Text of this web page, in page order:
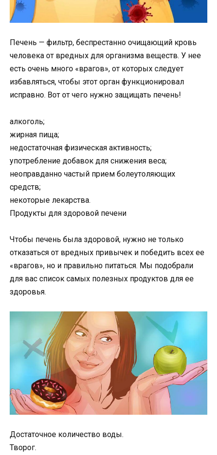
Печень — фильтр, беспрестанно очищающий кровь
человека от вредных для организма веществ. У нее
есть очень много «врагов», от которых следует
избавляться, чтобы этот орган функционировал
исправно. Вот от чего нужно защищать печень!
алкоголь;
жирная пища;
недостаточная физическая активность;
употребление добавок для снижения веса;
неоправданно частый прием болеутоляющих
средств;
некоторые лекарства.
Продукты для здоровой печени
Чтобы печень была здоровой, нужно не только
отказаться от вредных привычек и победить всех ее
«врагов», но и правильно питаться. Мы подобрали
для вас список самых полезных продуктов для ее
здоровья.
Достаточное количество воды.
Творог.